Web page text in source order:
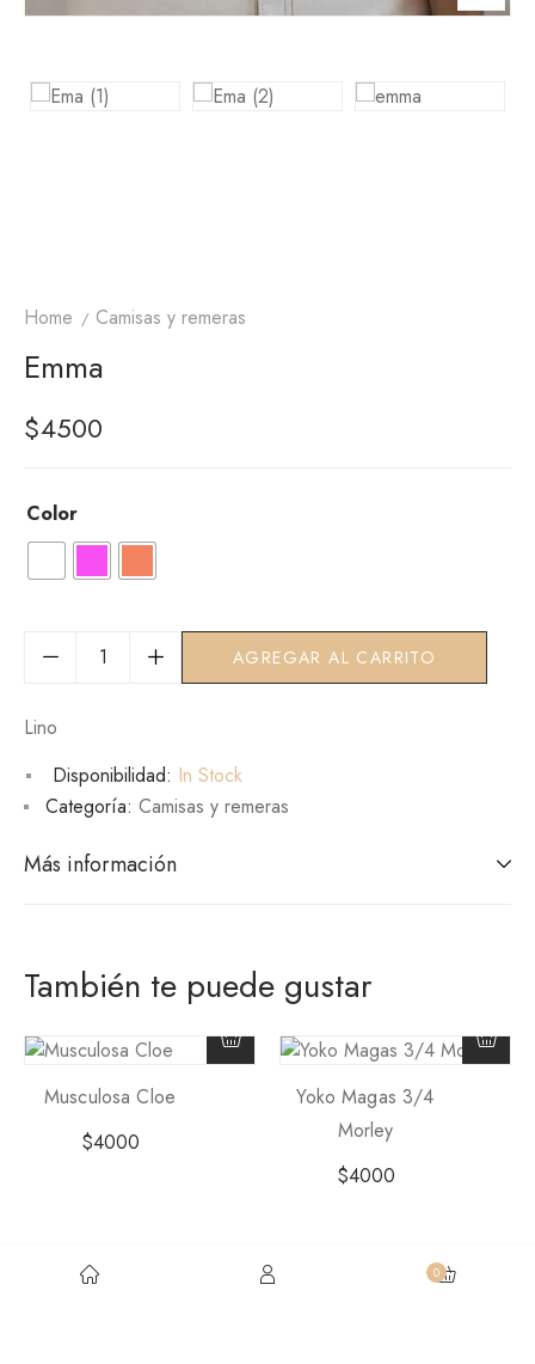
0
Home Camisas y remeras
Emma
$4500
Color
AGREGAR AL CARRITO
Lino
Disponibilidad: In Stock
Categoría: Camisas y remeras
Más información
También te puede gustar
Musculosa Cloe
$4000
Yoko Magas 3/4
Morley
$4000
Preguntas Frecuentes Contacto